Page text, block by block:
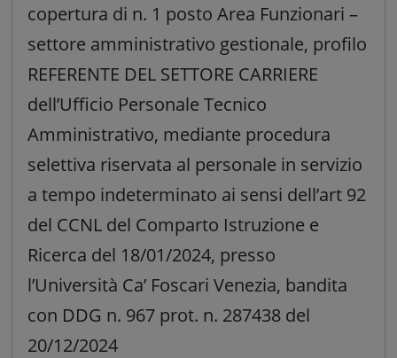
copertura di n. 1 posto Area Funzionari –
settore amministrativo gestionale, profilo
REFERENTE DEL SETTORE CARRIERE
dell’Ufficio Personale Tecnico
Amministrativo, mediante procedura
selettiva riservata al personale in servizio
a tempo indeterminato ai sensi dell’art 92
del CCNL del Comparto Istruzione e
Ricerca del 18/01/2024, presso
l’Università Ca’ Foscari Venezia, bandita
con DDG n. 967 prot. n. 287438 del
20/12/2024